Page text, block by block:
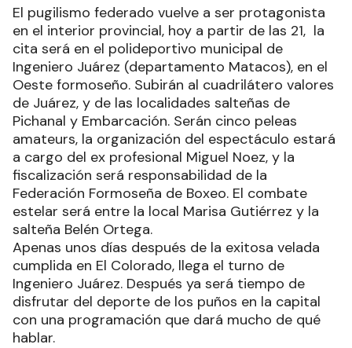
El pugilismo federado vuelve a ser protagonista
en el interior provincial, hoy a partir de las 21, la
cita será en el polideportivo municipal de
Ingeniero Juárez (departamento Matacos), en el
Oeste formoseño. Subirán al cuadrilátero valores
de Juárez, y de las localidades salteñas de
Pichanal y Embarcación. Serán cinco peleas
amateurs, la organización del espectáculo estará
a cargo del ex profesional Miguel Noez, y la
fiscalización será responsabilidad de la
Federación Formoseña de Boxeo. El combate
estelar será entre la local Marisa Gutiérrez y la
salteña Belén Ortega.
Apenas unos días después de la exitosa velada
cumplida en El Colorado, llega el turno de
Ingeniero Juárez. Después ya será tiempo de
disfrutar del deporte de los puños en la capital
con una programación que dará mucho de qué
hablar.